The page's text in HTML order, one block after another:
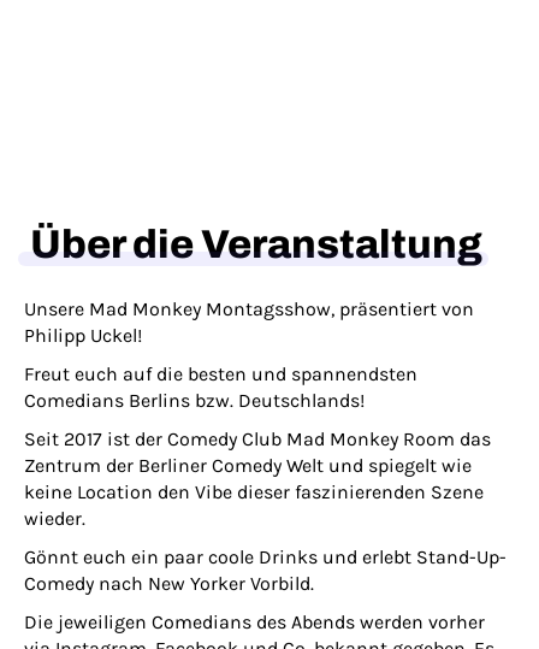
Über die Veranstaltung
Unsere Mad Monkey Montagsshow, präsentiert von
Philipp Uckel!
Freut euch auf die besten und spannendsten
Comedians Berlins bzw. Deutschlands!
Seit 2017 ist der Comedy Club Mad Monkey Room das
Zentrum der Berliner Comedy Welt und spiegelt wie
keine Location den Vibe dieser faszinierenden Szene
wieder.
Gönnt euch ein paar coole Drinks und erlebt Stand-Up-
Comedy nach New Yorker Vorbild.
Die jeweiligen Comedians des Abends werden vorher